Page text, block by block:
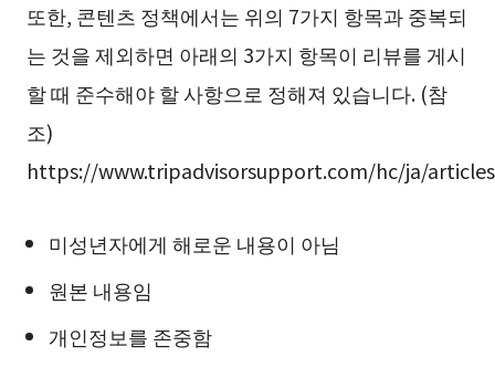
또한, 콘텐츠 정책에서는 위의 7가지 항목과 중복되
는 것을 제외하면 아래의 3가지 항목이 리뷰를 게시
할 때 준수해야 할 사항으로 정해져 있습니다. (참
조)
https://www.tripadvisorsupport.com/hc/ja/
미성년자에게 해로운 내용이 아님
원본 내용임
개인정보를 존중함